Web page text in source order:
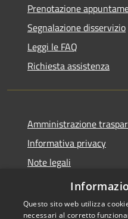
Prenotazione
Segnalazione disservizio
Leggi le FAQ
Richiesta assistenza
Amministrazione
Informativa privacy
Note legali
Dichiarazione di
Questo sito web utilizza
necessari al corretto